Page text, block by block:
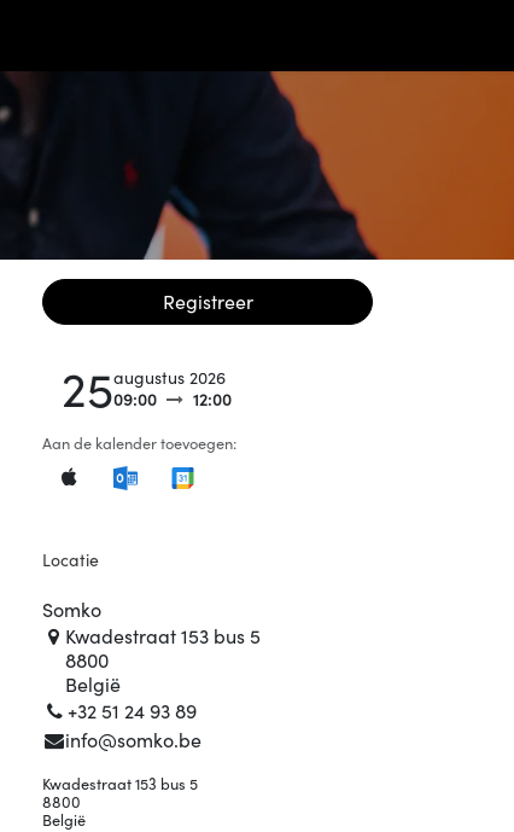
Registreer
25augustus 2026
09:00 12:00
Aan de kalender toevoegen:
Locatie
Somko
Kwadestraat 153 bus 5
8800
België
+32 51 24 93 89
info@somko.be
Kwadestraat 153 bus 5
8800
België